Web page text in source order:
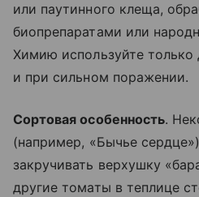
или паутинного клеща,
биопрепаратами или
Химию используйте только
и при сильном поражении.
Сортовая особенность.
(например, «Бычье
закручивать верхушку
другие томаты в теплице